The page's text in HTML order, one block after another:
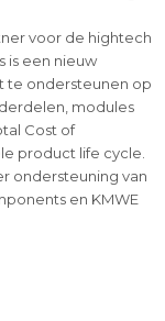
voor de hightech
is een nieuw
te ondersteunen op
modules
Cost of
product life cycle.
ondersteuning van
en KMWE